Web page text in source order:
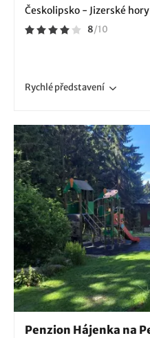
Českolipsko - Jizerské hory
8/10
Rychlépředstavení
Penzion Hájenka na